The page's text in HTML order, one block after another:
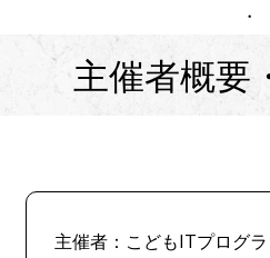
・
主催者概要
主催者：こどもITプログ